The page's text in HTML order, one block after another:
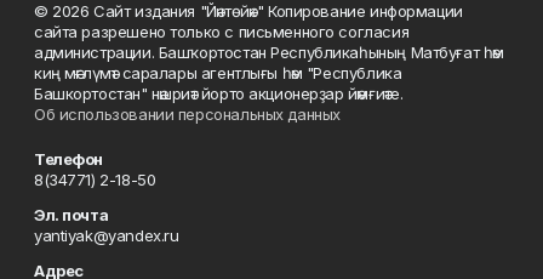
© 2026 Сайт издания "Йәнтөйәк" Копирование информации
сайта разрешено только с письменного согласия
администрации. Башҡортостан Республикаһының Матбуғат һәм
киң мәғлүмәт саралары агентлығы һәм "Республика
Башкортостан" нәшриәт йорто акционерҙар йәмғиәте.
Об использовании персональных данных
Телефон
8(34771) 2-18-50
Эл. почта
yantiyak@yandex.ru
Адрес